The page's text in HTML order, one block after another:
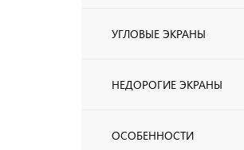
УГЛОВЫЕ ЭКРАНЫ
НЕДОРОГИЕ ЭКРАНЫ
ОСОБЕННОСТИ